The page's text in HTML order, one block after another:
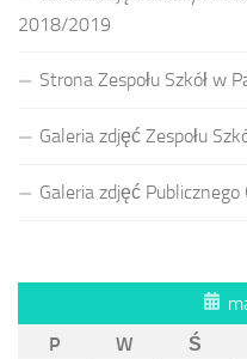
2018/2019
Strona Zespołu Szkół w
Galeria zdjęć Zespołu
Galeria zdjęć
P
W Ś